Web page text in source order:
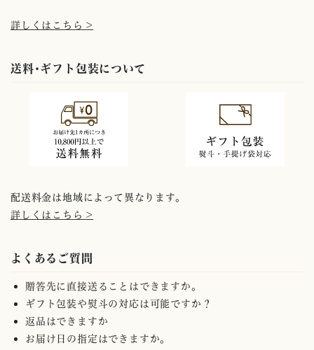
詳しくはこちら >
送料･ギフト包装について
配送料金は地域によって異なります。
詳しくはこちら >
よくあるご質問
贈答先に直接送ることはできますか。
ギフト包装や熨斗の対応は可能ですか？
返品はできますか
お届け日の指定はできますか。